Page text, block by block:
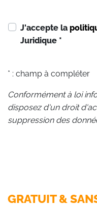
J'accepte la
Juridique *
* : champ à compléter
Conformément à loi
disposez d'un droit
suppression des
GRATUIT &